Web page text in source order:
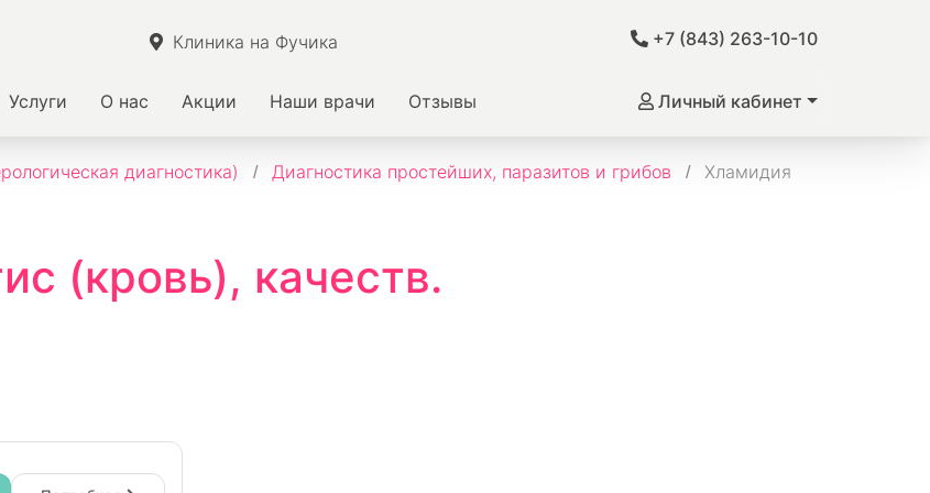
Клиника на Фучика +7 (843) 263-10-10
Услуги О нас Акции Наши врачи Отзывы Личный кабинет
диагностика) Диагностика простейших, паразитов и грибов
Хламидия
(кровь), качеств.